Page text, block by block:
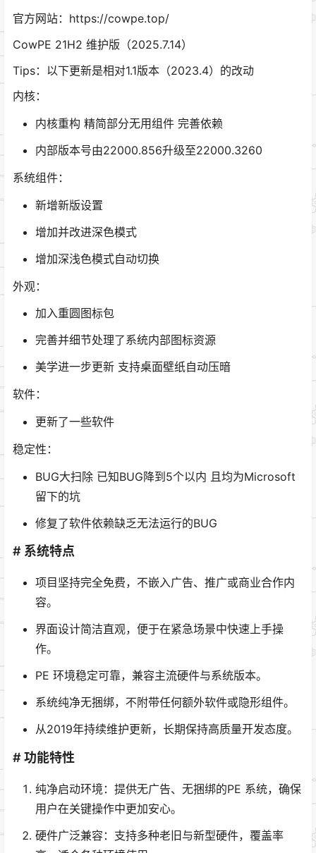
官方网站：https://cowpe.top/
CowPE 21H2 维护版（2025.7.14）
Tips：以下更新是相对1.1版本（2023.4）的改动
内核：
内核重构 精简部分无用组件 完善依赖
内部版本号由22000.856升级至22000.3260
系统组件：
新增新版设置
增加并改进深色模式
增加深浅色模式自动切换
外观：
加入重圆图标包
完善并细节处理了系统内部图标资源
美学进一步更新 支持桌面壁纸自动压暗
软件：
更新了一些软件
稳定性：
BUG大扫除 已知BUG降到5个以内 且均为Microsoft
留下的坑
修复了软件依赖缺乏无法运行的BUG
# 系统特点
项目坚持完全免费，不嵌入广告、推广或商业合作内
容。
界面设计简洁直观，便于在紧急场景中快速上手操
作。
PE 环境稳定可靠，兼容主流硬件与系统版本。
系统纯净无捆绑，不附带任何额外软件或隐形组件。
从2019年持续维护更新，长期保持高质量开发态度。
# 功能特性
纯净启动环境：提供无广告、无捆绑的PE 系统，确保
用户在关键操作中更加安心。
硬件广泛兼容：支持多种老旧与新型硬件，覆盖率